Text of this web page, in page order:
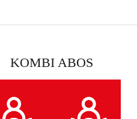
KOMBI ABOS